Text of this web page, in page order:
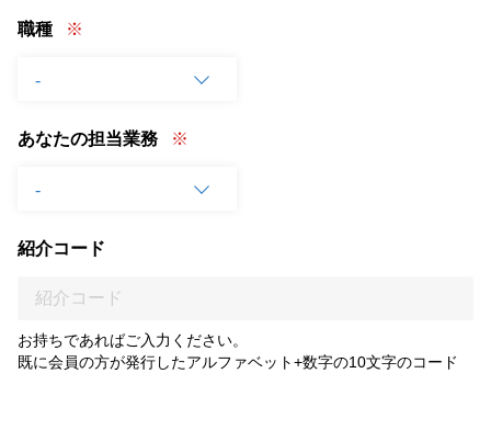
職種
あなたの担当業務
紹介コード
お持ちであればご入力ください。
既に会員の方が発行したアルファベット+数字の10文字のコード